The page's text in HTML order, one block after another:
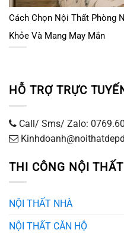
Cách Chọn Nội Thất Phòng
Khỏe Và Mang May Mắn
HỖ TRỢ TRỰC
Call/ Sms/ Zalo:
THI CÔNG NỘI THẤT
NỘI THẤT NHÀ
NỘI THẤT CĂN HỘ